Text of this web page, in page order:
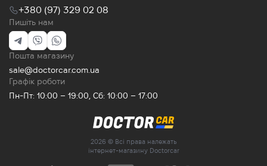
+380 (97) 329 02 08
Пишіть нам
Пошта магазину
sale@doctorcar.com.ua
Графік роботи
Пн-Пт: 10:00 – 19:00, Сб: 10:00 – 17:00
2026 © Всі права належать
інтернет-магазину Doctorcar